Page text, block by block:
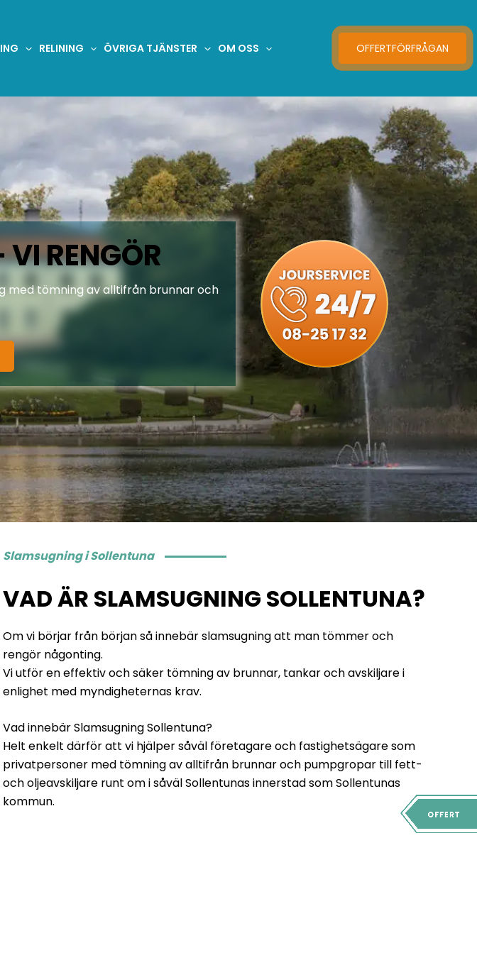
RELINING ÖVRIGA TJÄNSTER OM OSS OFFERTFÖRFRÅGAN
RENGÖR
med tömning av alltifrån brunnar och
Slamsugning i Sollentuna
VAD ÄR SLAMSUGNING SOLLENTUNA?
Om vi börjar från början så innebär slamsugning att man tömmer och
rengör någonting.
Vi utför en effektiv och säker tömning av brunnar, tankar och avskiljare i
enlighet med myndigheternas krav.
Vad innebär Slamsugning Sollentuna?
Helt enkelt därför att vi hjälper såväl företagare och fastighetsägare som
privatpersoner med tömning av alltifrån brunnar och pumpgropar till fett-
och oljeavskiljare runt om i såväl Sollentunas innerstad som Sollentunas
kommun.